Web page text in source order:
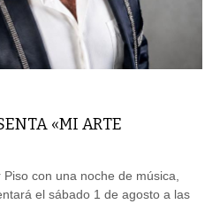
«MI ARTE
el sábado 1 de agosto a las
D. Pueyrredón 2995 -